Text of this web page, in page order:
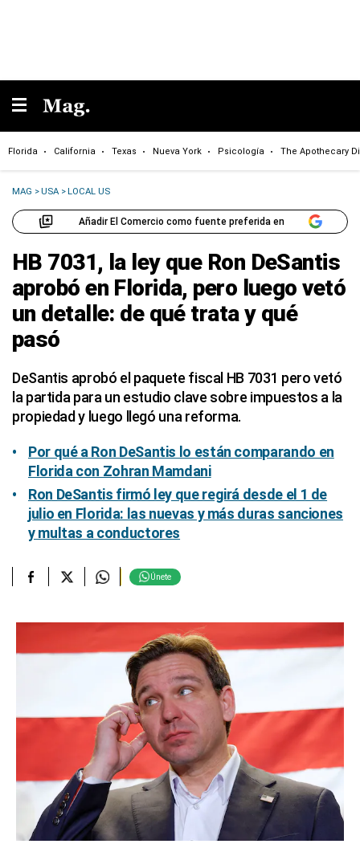
Florida California Texas Nueva York Psicología The Apothecary
MAG >USA >LOCAL US
Añadir El Comercio como fuente preferida en
HB 7031, la ley que Ron DeSantis
aprobó en Florida, pero luego vetó
un detalle: de qué trata y qué
pasó
DeSantis aprobó el paquete fiscal HB 7031 pero vetó
la partida para un estudio clave sobre impuestos a la
propiedad y luego llegó una reforma.
Por qué a Ron DeSantis lo están comparando en
Florida con Zohran Mamdani
Ron DeSantis firmó ley que regirá desde el 1 de
julio en Florida: las nuevas y más duras sanciones
y multas a conductores
Únete